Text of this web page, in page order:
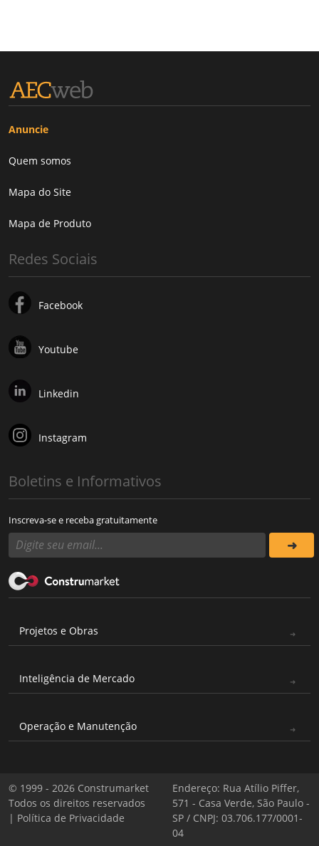
Anuncie
Quem somos
Mapa do Site
Mapa de Produto
Redes Sociais
Facebook
Youtube
Linkedin
Instagram
Boletins e Informativos
Inscreva-se e receba gratuitamente
Projetos e Obras
Inteligência de Mercado
Operação e Manutenção
© 1999 - 2026 Construmarket
Todos os direitos reservados
| Política de Privacidade
Endereço: Rua Atílio Piffer,
571 - Casa Verde, São Paulo -
SP / CNPJ: 03.706.177/0001-
04